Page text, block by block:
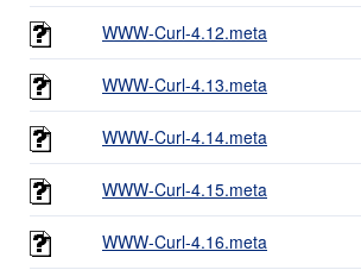
WWW-Curl-4.12.meta
WWW-Curl-4.13.meta
WWW-Curl-4.14.meta
WWW-Curl-4.15.meta
WWW-Curl-4.16.meta